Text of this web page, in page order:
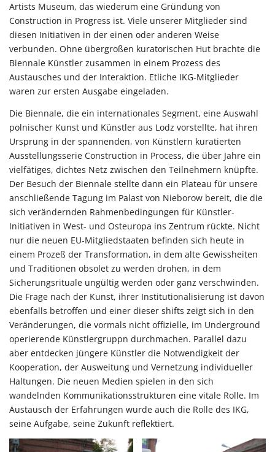
Artists Museum, das wiederum eine Gründung von
Construction in Progress ist. Viele unserer Mitglieder sind
diesen Initiativen in der einen oder anderen Weise
verbunden. Ohne übergroßen kuratorischen Hut brachte die
Biennale Künstler zusammen in einem Prozess des
Austausches und der Interaktion. Etliche IKG-Mitglieder
waren zur ersten Ausgabe eingeladen.
Die Biennale, die ein internationales Segment, eine Auswahl
polnischer Kunst und Künstler aus Lodz vorstellte, hat ihren
Ursprung in der spannenden, von Künstlern kuratierten
Ausstellungsserie Construction in Process, die über Jahre ein
vielfätiges, dichtes Netz zwischen den Teilnehmern knüpfte.
Der Besuch der Biennale stellte dann ein Plateau für unsere
anschließende Tagung im Palast von Nieborow bereit, die die
sich verändernden Rahmenbedingungen für Künstler-
Initiativen in West- und Osteuropa ins Zentrum rückte. Nicht
nur die neuen EU-Mitgliedstaaten befinden sich heute in
einem Prozeß der Transformation, in dem alte Gewissheiten
und Traditionen obsolet zu werden drohen, in dem
Sicherungsrituale ungültig werden oder ganz verschwinden.
Die Frage nach der Kunst, ihrer Institutionalisierung ist davon
ebenfalls betroffen und einer dieser shifts zeigt sich in den
Veränderungen, die vormals nicht offizielle, im Underground
operierende Künstlergruppn durchmachen. Parallel dazu
aber entdecken jüngere Künstler die Notwendigkeit der
Kooperation, der Ausweitung und Vernetzung individueller
Haltungen. Die neuen Medien spielen in den sich
wandelnden Kommunikationsstrukturen eine vitale Rolle. Im
Austausch der Erfahrungen wurde auch die Rolle des IKG,
seine Aufgabe, seine Zukunft reflektiert.